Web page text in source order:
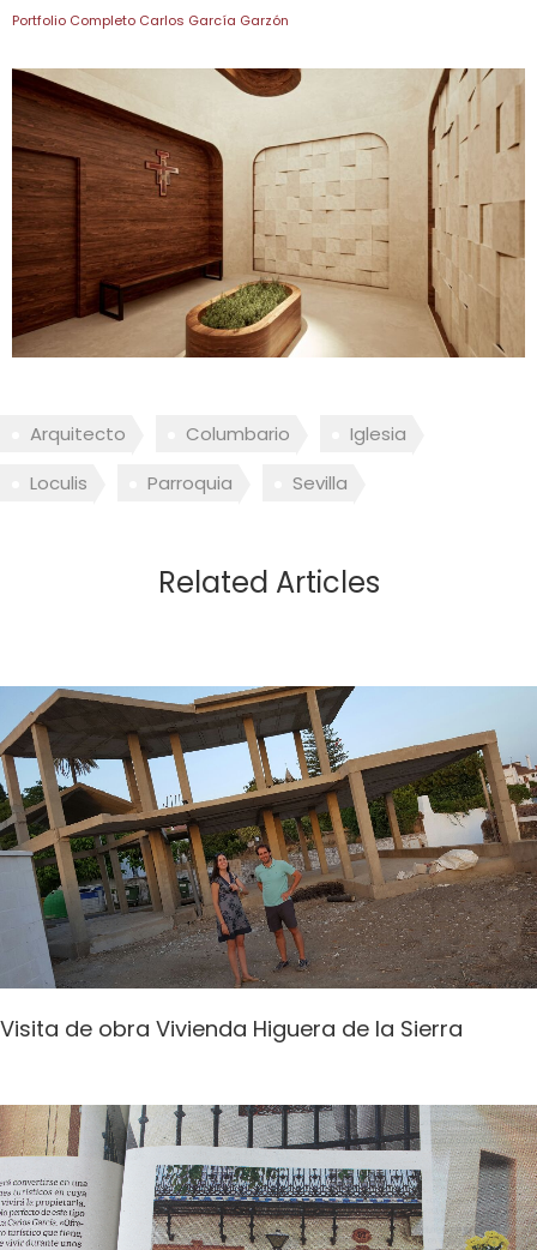
Portfolio Completo Carlos García Garzón
Arquitecto Columbario
Iglesia
Loculis
Parroquia Sevilla
Related Articles
Visita de obra Vivienda Higuera de la Sierra